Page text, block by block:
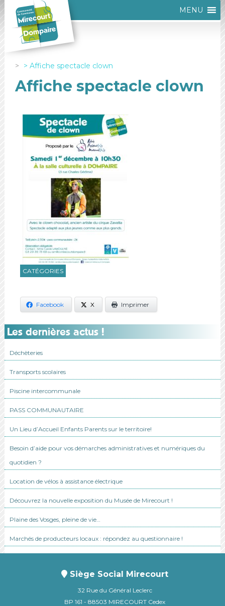
MENU
Affiche spectacle clown
Affiche spectacle clown
CATÉGORIES
Facebook X Imprimer
Les dernières actus !
Déchèteries
Transports scolaires
Piscine intercommunale
PASS COMMUNAUTAIRE
Un Lieu d’Accueil Enfants Parents sur le territoire!
Besoin d’aide pour vos démarches administratives et numériques du
quotidien ?
Location de vélos à assistance électrique
Découvrez la nouvelle exposition du Musée de Mirecourt !
Plaine des Vosges, pleine de vie…
Marchés de producteurs locaux : répondez au questionnaire !
Siège Social Mirecourt
32 Rue du Général Leclerc
BP 161 - 88503 MIRECOURT Cedex